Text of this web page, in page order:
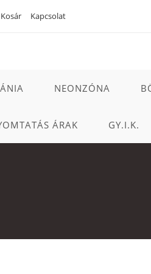
Kosár Kapcsolat
NEONZÓNA
ÁRAK GY.I.K.